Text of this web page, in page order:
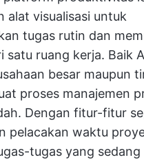
alat visualisasi untuk
tugas rutin dan
satu ruang kerja. Baik
besar maupun
proses manajemen
Dengan fitur-fitur
pelacakan waktu
tugas yang sedang